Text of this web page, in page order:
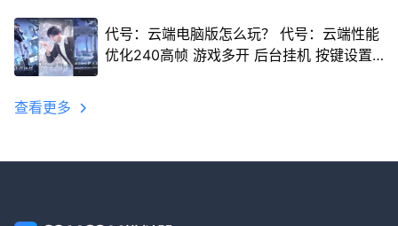
代号：云端电脑版怎么玩？ 代号：云端性能
优化240高帧 游戏多开 后台挂机 按键设置
查看更多